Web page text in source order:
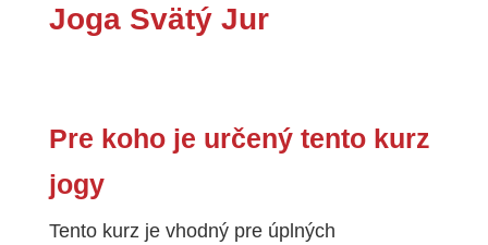
Joga Svätý Jur
Pre koho je určený tento kurz
jogy
Tento kurz je vhodný pre úplných